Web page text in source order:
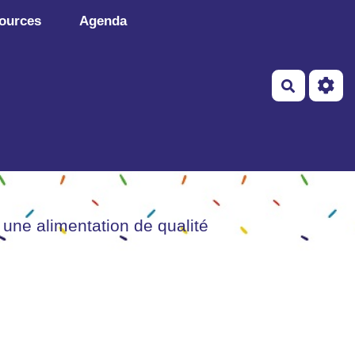
Agenda
alimentation de qualité